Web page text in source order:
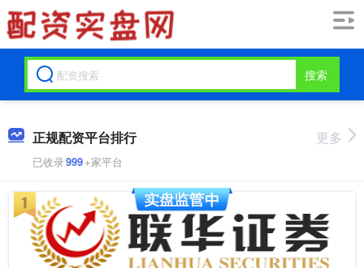
搜索
正规配资平台排行
已收录999+家平台
更多